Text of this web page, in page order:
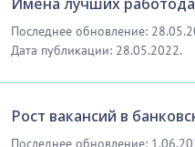
Последнее обновление:
Дата публикации: 28.05.2022.
Рост вакансий в
Последнее обновление: